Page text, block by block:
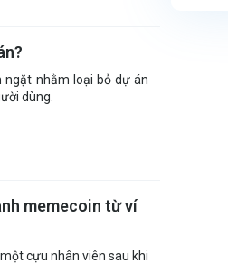
ngặt nhằm loại bỏ dự án
dùng.
memecoin từ ví
cựu nhân viên sau khi